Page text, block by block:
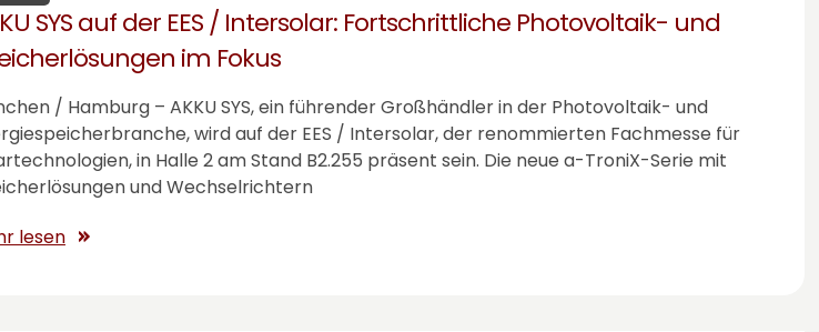
SYSauf der EES / Intersolar: Fortschrittliche Photovoltaik- und
im Fokus
/ Hamburg – AKKU SYS, ein führender Großhändler in der Photovoltaik- und
wird auf der EES / Intersolar, der renommierten Fachmesse für
in Halle 2 am Stand B2.255 präsent sein. Die neue a-TroniX-Serie mit
und Wechselrichtern
lesen